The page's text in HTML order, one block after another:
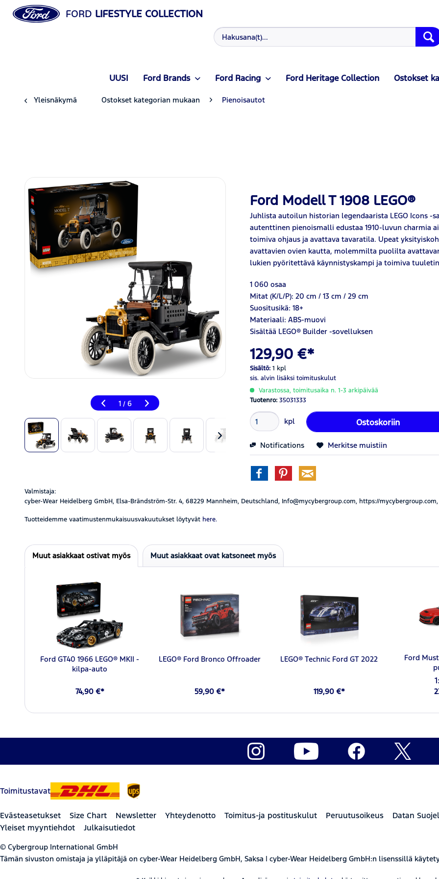
FORD LIFESTYLE COLLECTION
UUSI Ford Brands Ford Racing Ford Heritage Collection Ostokset
Yleisnäkymä Ostokset kategorian mukaan Pienoisautot
1 / 6
Ford Modell T 1908 LEGO®
Juhlista autoilun historian legendaarista LEGO Icons -
autenttinen pienoismalli edustaa 1910-luvun charmia
toimiva ohjaus ja avattava tavaratila. Upeat
avattavien ovien kautta, molemmilta puolilta
lukien pyöritettävä käynnistyskampi ja toimiva
1 060 osaa
Mitat (K/L/P): 20 cm / 13 cm / 29 cm
Suositusikä: 18+
Materiaali: ABS-muovi
Sisältää LEGO® Builder -sovelluksen
129,90 €*
Sisältö:1 kpl
sis. alvin lisäksi toimituskulut
Varastossa, toimitusaika n. 1-3 arkipäivää
Tuotenro:35031333
kpl Ostoskoriin
Notifications Merkitse muistiin
Valmistaja:
cyber-Wear Heidelberg GmbH, Elsa-Brändström-Str. 4, 68229 Mannheim, Deutschland, Info@mycybergroup.com, https://
Tuotteidemme vaatimustenmukaisuusvakuutukset löytyvät here.
Muut asiakkaat ostivat myös Muut asiakkaat ovat katsoneet myös
Ford GT40 1966 LEGO® MKII -
kilpa-auto
74,90 €*
LEGO® Ford Bronco Offroader
59,90 €*
LEGO® Technic Ford GT 2022
119,90 €*
Ford
Toimitustavat
Evästeasetukset Size Chart Newsletter Yhteydenotto Toimitus-ja postituskulut Peruutusoikeus Datan
Yleiset myyntiehdot
Julkaisutiedot
© Cybergroup International GmbH
Tämän sivuston omistaja ja ylläpitäjä on cyber-Wear Heidelberg GmbH, Saksa | cyber-Wear Heidelberg GmbH:n lisenssillä